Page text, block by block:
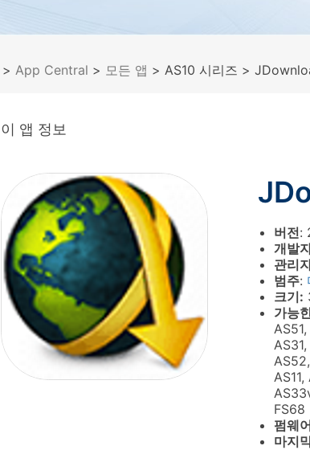
> App Central > 모든 앱 > AS10 시리즈 >
이 앱 정보
버전:
개발
관리
범주:
크기:
가능
FS68
펌웨
마지